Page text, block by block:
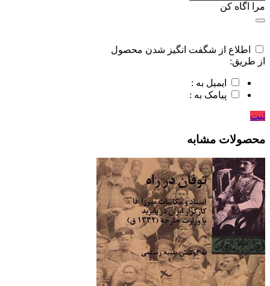
مرا اگاه کن
اطلاع از شگفت انگیز شدن محصول
از طریق:
ایمیل به :
پیامک به :
ثبت
محصولات مشابه